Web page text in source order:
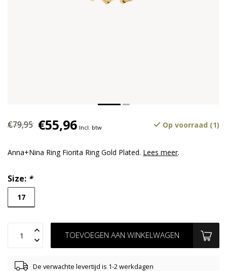
€79,95 €55,96 Incl. btw Op voorraad (1)
Anna+Nina Ring Fiorita Ring Gold Plated. Lees meer.
Size: *
17
TOEVOEGEN AAN WINKELWAGEN
De verwachte levertijd is 1-2 werkdagen